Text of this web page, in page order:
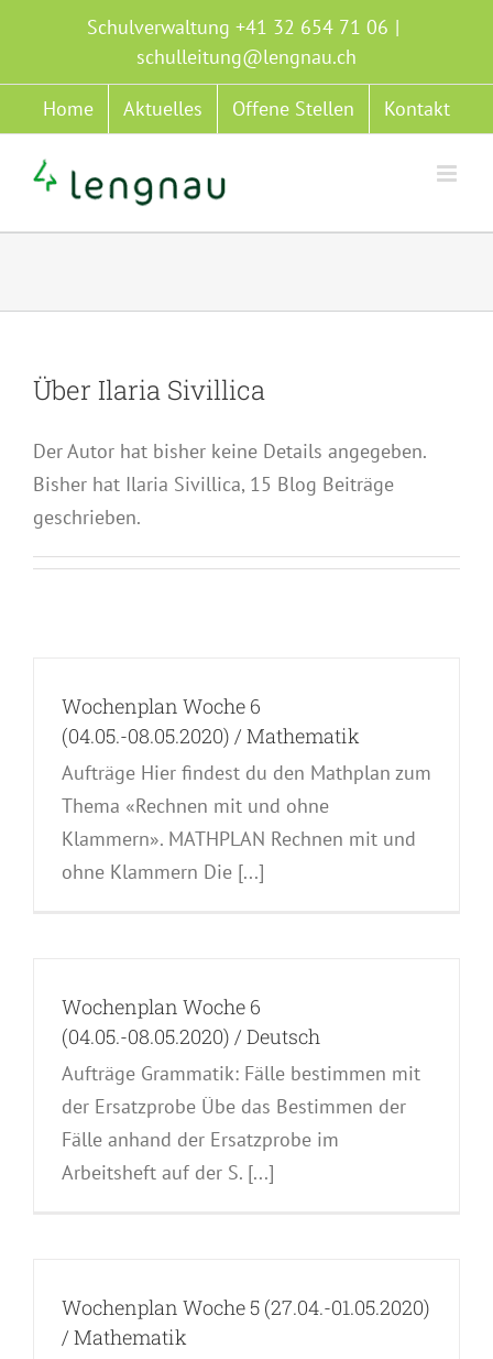
springen
Schulverwaltung +41 32 654 71 06 |
schulleitung@lengnau.ch
Home Aktuelles Offene Stellen Kontakt
Über Ilaria Sivillica
Der Autor hat bisher keine Details angegeben.
Bisher hat Ilaria Sivillica, 15 Blog Beiträge
geschrieben.
Wochenplan Woche 6
(04.05.-08.05.2020) / Mathematik
Aufträge Hier findest du den Mathplan zum
Thema «Rechnen mit und ohne
Klammern». MATHPLAN Rechnen mit und
ohne Klammern Die [...]
Wochenplan Woche 6
(04.05.-08.05.2020) / Deutsch
Aufträge Grammatik: Fälle bestimmen mit
der Ersatzprobe Übe das Bestimmen der
Fälle anhand der Ersatzprobe im
Arbeitsheft auf der S. [...]
Wochenplan Woche 5 (27.04.-01.05.2020)
/ Mathematik